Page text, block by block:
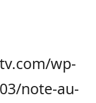
wp-
note-au-